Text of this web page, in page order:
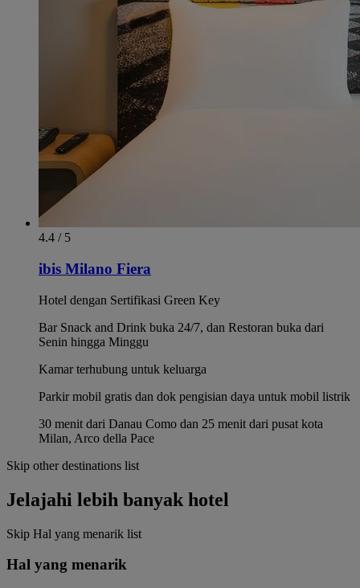
4.4 / 5
ibis Milano Fiera
Hotel dengan Sertifikasi Green Key
Bar Snack and Drink buka 24/7, dan Restoran buka dari
Senin hingga Minggu
Kamar terhubung untuk keluarga
Parkir mobil gratis dan dok pengisian daya untuk mobil listrik
30 menit dari Danau Como dan 25 menit dari pusat kota
Milan, Arco della Pace
Skip other destinations list
Jelajahi lebih banyak hotel
Skip Hal yang menarik list
Hal yang menarik